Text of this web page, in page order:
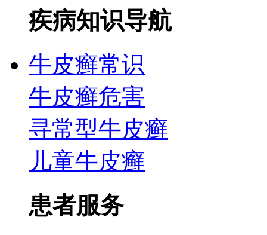
疾病知识导航
牛皮癣常识
牛皮癣危害
寻常型牛皮癣
儿童牛皮癣
患者服务